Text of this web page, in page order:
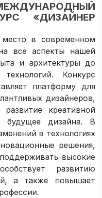
«ДИЗАЙНЕР
в современном
все аспекты нашей
и архитектуры до
Конкурс
платформу для
дизайнеров,
креативной
будущее дизайна. В
в технологиях
решения,
высокие
развитию
а также повышает